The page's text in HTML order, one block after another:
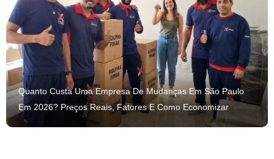
Quanto Custa Uma Empresa De Mudanças Em São Paulo
Em 2026? Preços Reais, Fatores E Como Economizar